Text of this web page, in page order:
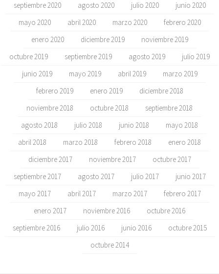
septiembre 2020
agosto 2020 julio 2020
junio 2020
mayo 2020
abril 2020 marzo 2020
febrero 2020
enero 2020
diciembre 2019
noviembre 2019
octubre 2019
septiembre 2019 agosto 2019
julio 2019
junio 2019
mayo 2019 abril 2019
marzo 2019
febrero 2019
enero 2019
diciembre 2018
noviembre 2018
octubre 2018
septiembre 2018
agosto 2018
julio 2018 junio 2018
mayo 2018
abril 2018
marzo 2018 febrero 2018
enero 2018
diciembre 2017
noviembre 2017
octubre 2017
septiembre 2017
agosto 2017 julio 2017
junio 2017
mayo 2017
abril 2017 marzo 2017
febrero 2017
enero 2017
noviembre 2016
octubre 2016
septiembre 2016
julio 2016 junio 2016
octubre 2015
octubre 2014